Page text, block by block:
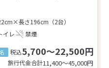
長さ196cm（2台）
イレ 禁煙
税込5,700～22,500円
旅行代金合計11,400〜45,000円